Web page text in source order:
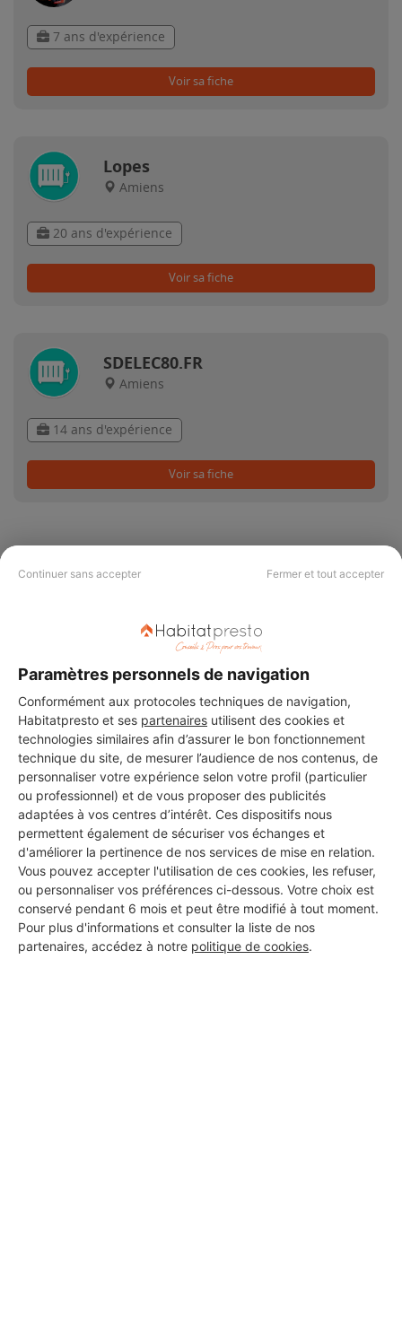
Continuer sans accepter Fermer et tout accepter
Paramètres personnels de navigation
Conformément aux protocoles techniques de navigation,
Habitatpresto et ses partenaires utilisent des cookies et
technologies similaires afin d’assurer le bon fonctionnement
technique du site, de mesurer l’audience de nos contenus, de
personnaliser votre expérience selon votre profil (particulier
ou professionnel) et de vous proposer des publicités
adaptées à vos centres d’intérêt. Ces dispositifs nous
permettent également de sécuriser vos échanges et
d'améliorer la pertinence de nos services de mise en relation.
Vous pouvez accepter l'utilisation de ces cookies, les refuser,
ou personnaliser vos préférences ci-dessous. Votre choix est
conservé pendant 6 mois et peut être modifié à tout moment.
Pour plus d'informations et consulter la liste de nos
partenaires, accédez à notre politique de cookies.
7 ans d'expérience
Voir sa fiche
Lopes
Amiens
20 ans d'expérience
Voir sa fiche
SDELEC80.FR
Amiens
14 ans d'expérience
Voir sa fiche
CHERCHER ?
Vous souhaitez réaliser des travaux et ne savez quel professionnel
choisir ? Demandez des devis travauxauprès de notre réseau de 5 000
professionnels partout en France.
DEMANDER UN DEVIS